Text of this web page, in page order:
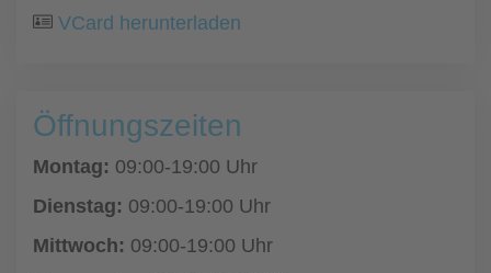
VCard herunterladen
Öffnungszeiten
Montag: 09:00-19:00 Uhr
Dienstag: 09:00-19:00 Uhr
Mittwoch: 09:00-19:00 Uhr